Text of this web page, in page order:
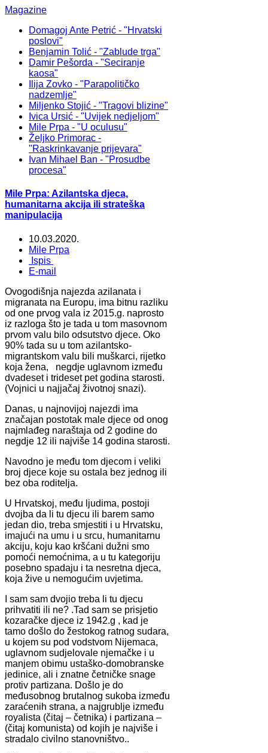
Magazine
Domagoj Ante Petrić - "Hrvatski
poslovi"
Benjamin Tolić - "Zablude trga"
Damir Pešorda - "Seciranje
kaosa"
Ilija Zovko - "Parapolitičko
nadzemlje"
Miljenko Stojić - "Tragovi blizine"
Ivica Ursić - "Uvijek nedjeljom"
Mile Prpa - "U oculusu"
Željko Primorac -
"Raskrinkavanje prijevara"
Ivan Mihael Ban - "Prosudbe
procesa"
Mile Prpa: Azilantska djeca,
humanitarna akcija ili strateška
manipulacija
10.03.2020.
Mile Prpa
Ispis
E-mail
Ovogodišnja najezda azilanata i
migranata na Europu, ima bitnu razliku
od one prvog vala iz 2015.g. naprosto
iz razloga što je tada u tom masovnom
prvom valu bilo odsutstvo djece. Oko
90% tada su u tom azilantsko-
migrantskom valu bili muškarci, rijetko
koja žena, negdje uglavnom između
dvadeset i trideset pet godina starosti.
(Vojnici u najjačaj životnoj snazi).
Danas, u najnovijoj najezdi ima
značajan postotak male djece od onog
najmlađeg naraštaja od 2 godine do
negdje 12 ili najviše 14 godina starosti.
Navodno je među tom djecom i veliki
broj djece koje su ostala bez jednog ili
bez oba roditelja.
U Hrvatskoj, među ljudima, postoji
dvojba da li tu djecu ili barem samo
jedan dio, treba smjestiti i u Hrvatsku,
imajući na umu i u srcu, humanitarnu
akciju, koju kao kršćani dužni smo
pomoći nemoćnima, a u tu kategoriju
posebno spadaju i ta nesretna djeca,
koja žive u nemogućim uvjetima.
I sam sam dvojio treba li tu djecu
prihvatiti ili ne? .Tad sam se prisjetio
kozaračke djece iz 1942.g , kad je
tamo došlo do žestokog ratnog sudara,
u kojem su pod vodstvom Nijemaca,
uglavnom sudjelovale njemačke i u
manjem obimu ustaško-domobranske
jedinice, ali i znatne četničke snage
protiv partizana. Došlo je do
međusobnog brutalnog sukoba između
zaraćenih strana, a najgrublje između
royalista (čitaj – četnika) i partizana –
(čitaj komunista) od kojih je najviše i
stradalo civilno stanovništvo..